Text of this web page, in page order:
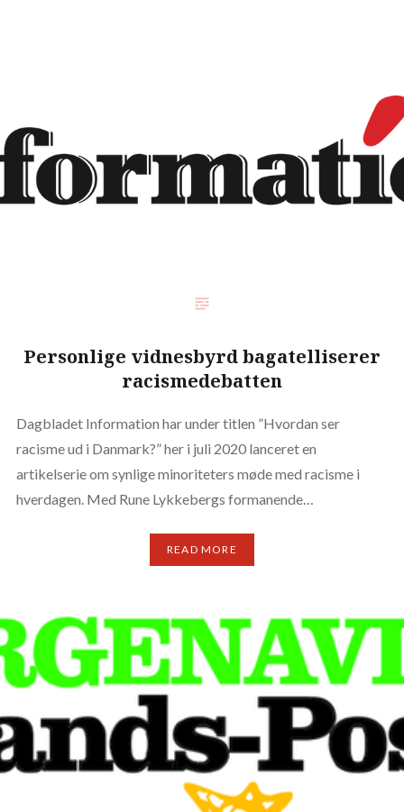
Personlige vidnesbyrd bagatelliserer
racismedebatten
Dagbladet Information har under titlen ”Hvordan ser
racisme ud i Danmark?” her i juli 2020 lanceret en
artikelserie om synlige minoriteters møde med racisme i
hverdagen. Med Rune Lykkebergs formanende…
READ MORE